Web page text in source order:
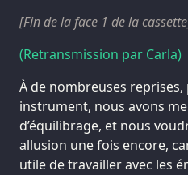
[Fin de la face 1 de la
(Retransmission par Carla)
À de nombreuses
instrument, nous avons
d’équilibrage, et nous
allusion une fois encore,
utile de travailler avec les